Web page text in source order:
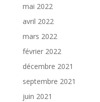
mai 2022
avril 2022
mars 2022
février 2022
décembre 2021
septembre 2021
juin 2021